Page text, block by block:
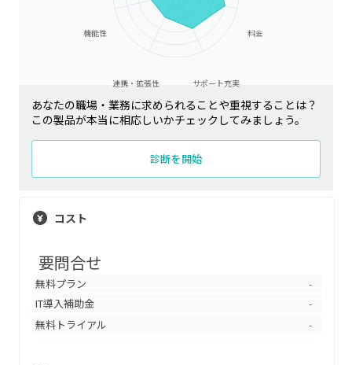
料金
サポート充実
連携・拡張性
機能性
あなたの職場・業務に求められることや重視することは？
この製品が本当に相応しいかチェックしてみましょう。
診断を開始
コスト
要問合せ
無料プラン -
IT導入補助金 -
無料トライアル -